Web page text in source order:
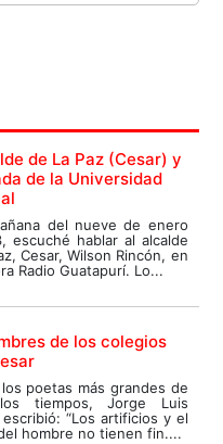
de La Paz (Cesar) y
de la Universidad
del nueve de enero
escuché hablar al alcalde
Cesar, Wilson Rincón, en
Radio Guatapurí. Lo...
de los colegios
poetas más grandes de
tiempos, Jorge Luis
escribió: “Los artificios y el
hombre no tienen fin....